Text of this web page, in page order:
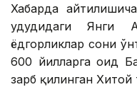
Хабарда
ҳудудидаги Янги
ёдгорликлар сони
600 йилларга оид
зарб қилинган Хитой